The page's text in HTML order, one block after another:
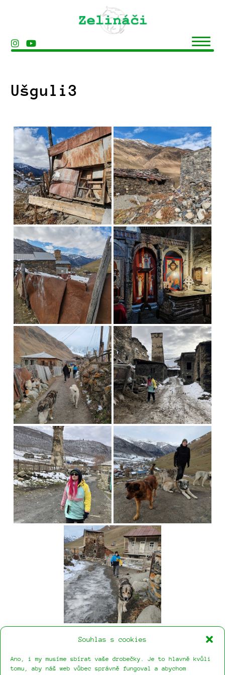
Souhlas s cookies
Ano, i my musíme sbírat vaše drobečky. Je to hlavně kvůli
tomu, aby náš web vůbec správně fungoval a abychom
Domů
Náš příběh
Cestopisy
Články
Ušguli3
Ušguli2 Kazach_almaty_1